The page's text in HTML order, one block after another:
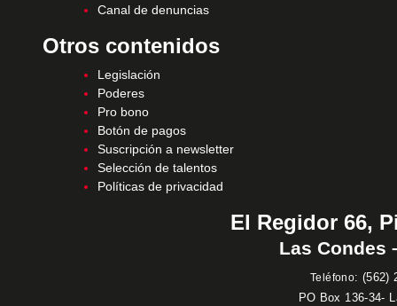
Canal de denuncias
Otros contenidos
Legislación
Poderes
Pro bono
Botón de pagos
Suscripción a newsletter
Selección de talentos
Políticas de privacidad
El Regidor 66,
Las Condes
Teléfono: (562)
PO Box 136-34-